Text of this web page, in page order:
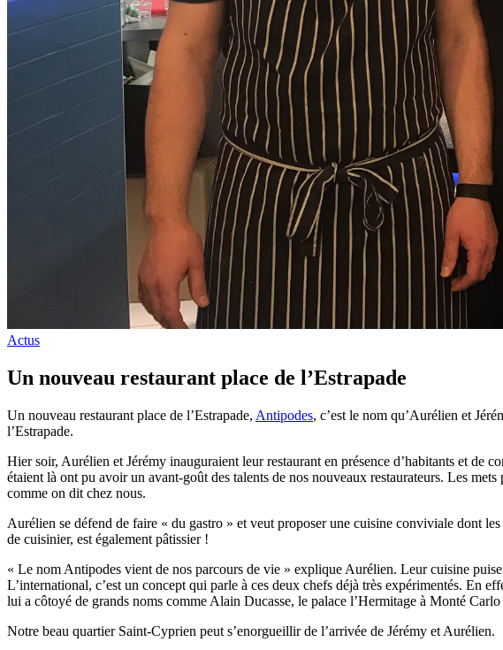
Actus
Un nouveau restaurant place de l’Estrapade
Un nouveau restaurant place de l’Estrapade, Antipodes, c’est le nom qu’Aurélien et
l’Estrapade.
Hier soir, Aurélien et Jérémy inauguraient leur restaurant en présence d’habitants et de
étaient là ont pu avoir un avant-goût des talents de nos nouveaux restaurateurs. Les
comme on dit chez nous.
Aurélien se défend de faire « du gastro » et veut proposer une cuisine conviviale dont
de cuisinier, est également pâtissier !
« Le nom Antipodes vient de nos parcours de vie » explique Aurélien. Leur cuisine
L’international, c’est un concept qui parle à ces deux chefs déjà très expérimentés. En
lui a côtoyé de grands noms comme Alain Ducasse, le palace l’Hermitage à Monté Carlo
Notre beau quartier Saint-Cyprien peut s’enorgueillir de l’arrivée de Jérémy et Aurélien.